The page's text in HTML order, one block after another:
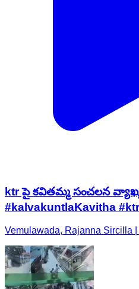
ktr పై కవితమ్మ సంచలన
#kalvakuntlaKavitha
Vemulawada, Rajanna Sircilla